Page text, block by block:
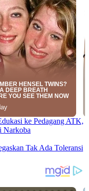
ke Pedagang ATK,
Narkoba
Tak Ada Toleransi